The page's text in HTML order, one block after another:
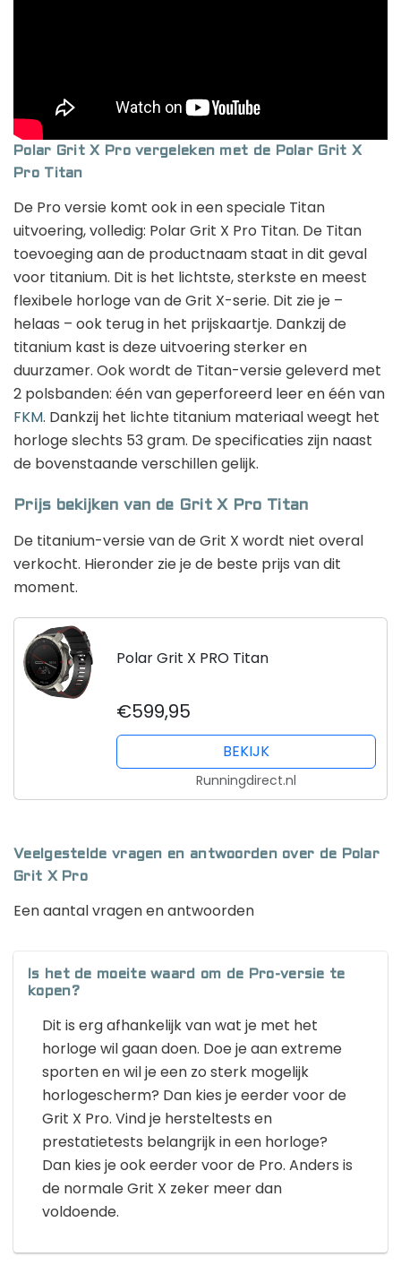
Polar Grit X Pro vergeleken met de Polar Grit X
Pro Titan
De Pro versie komt ook in een speciale Titan
uitvoering, volledig: Polar Grit X Pro Titan. De Titan
toevoeging aan de productnaam staat in dit geval
voor titanium. Dit is het lichtste, sterkste en meest
flexibele horloge van de Grit X-serie. Dit zie je –
helaas – ook terug in het prijskaartje. Dankzij de
titanium kast is deze uitvoering sterker en
duurzamer. Ook wordt de Titan-versie geleverd met
2 polsbanden: één van geperforeerd leer en één van
FKM. Dankzij het lichte titanium materiaal weegt het
horloge slechts 53 gram. De specificaties zijn naast
de bovenstaande verschillen gelijk.
Prijs bekijken van de Grit X Pro Titan
De titanium-versie van de Grit X wordt niet overal
verkocht. Hieronder zie je de beste prijs van dit
moment.
Polar Grit X PRO Titan
€599,95
BEKIJK
Runningdirect.nl
Veelgestelde vragen en antwoorden over de Polar
Grit X Pro
Een aantal vragen en antwoorden
Is het de moeite waard om de Pro-versie te
kopen?
Dit is erg afhankelijk van wat je met het
horloge wil gaan doen. Doe je aan extreme
sporten en wil je een zo sterk mogelijk
horlogescherm? Dan kies je eerder voor de
Grit X Pro. Vind je hersteltests en
prestatietests belangrijk in een horloge?
Dan kies je ook eerder voor de Pro. Anders is
de normale Grit X zeker meer dan
voldoende.